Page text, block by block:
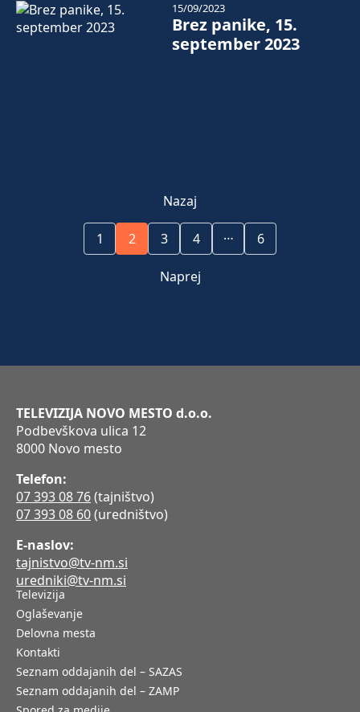
Brez panike, 15.
september 2023
15/09/2023
Nazaj
1 2 3 4 … 6
Naprej
TELEVIZIJA NOVO MESTO d.o.o.
Podbevškova ulica 12
8000 Novo mesto
Telefon:
07 393 08 76(tajništvo)
07 393 08 60(uredništvo)
E-naslov:
tajnistvo@tv-nm.si
uredniki@tv-nm.si
Televizija
Oglaševanje
Delovna mesta
Kontakti
Seznam oddajanih del – SAZAS
Seznam oddajanih del – ZAMP